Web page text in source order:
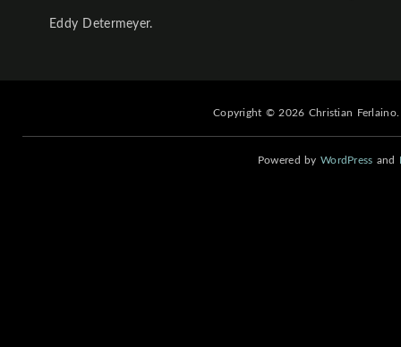
Eddy Determeyer.
Copyright © 2026 Christian Ferlaino.
Powered byWordPress and